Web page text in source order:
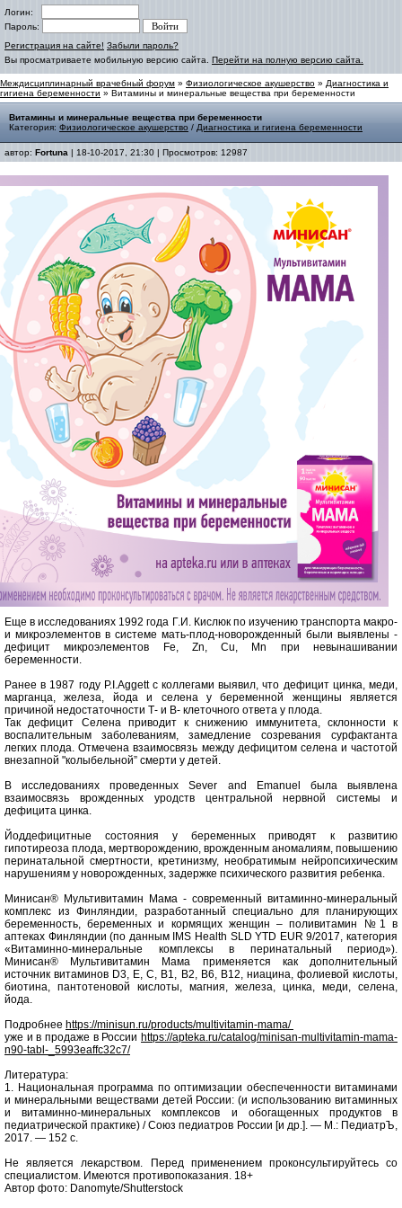
Логин:
Пароль:
Регистрация на сайте! Забыли пароль?
Вы просматриваете мобильную версию сайта. Перейти на полную версию сайта.
Междисциплинарный врачебный форум » Физиологическое акушерство » Диагностика и
гигиена беременности » Витамины и минеральные вещества при беременности
Витамины и минеральные вещества при беременности
Категория: Физиологическое акушерство / Диагностика и гигиена беременности
автор: Fortuna | 18-10-2017, 21:30 | Просмотров: 12987
Еще в исследованиях 1992 года Г.И. Кислюк по изучению транспорта макро-
и микроэлементов в системе мать-плод-новорожденный были выявлены -
дефицит микроэлементов Fe, Zn, Cu, Mn при невынашивании
беременности.
Ранее в 1987 году P.I.Aggett с коллегами выявил, что дефицит цинка, меди,
марганца, железа, йода и селена у беременной женщины является
причиной недостаточности Т- и B- клеточного ответа у плода.
Так дефицит Селена приводит к снижению иммунитета, склонности к
воспалительным заболеваниям, замедление созревания сурфактанта
легких плода. Отмечена взаимосвязь между дефицитом селена и частотой
внезапной "колыбельной” смерти у детей.
В исследованиях проведенных Sever and Emanuel была выявлена
взаимосвязь врожденных уродств центральной нервной системы и
дефицита цинка.
Йоддефицитные состояния у беременных приводят к развитию
гипотиреоза плода, мертворождению, врожденным аномалиям, повышению
перинатальной смертности, кретинизму, необратимым нейропсихическим
нарушениям у новорожденных, задержке психического развития ребенка.
Минисан® Мультивитамин Мама - современный витаминно-минеральный
комплекс из Финляндии, разработанный специально для планирующих
беременность, беременных и кормящих женщин – поливитамин №1 в
аптеках Финляндии (по данным IMS Health SLD YTD EUR 9/2017, категория
«Витаминно-минеральные комплексы в перинатальный период»).
Минисан® Мультивитамин Мама применяется как дополнительный
источник витаминов D3, E, C, B1, B2, B6, B12, ниацина, фолиевой кислоты,
биотина, пантотеновой кислоты, магния, железа, цинка, меди, селена,
йода.
Подробнее https://minisun.ru/products/multivitamin-mama/
уже и в продаже в России https://apteka.ru/catalog/minisan-multivitamin-mama-
n90-tabl-_5993eaffc32c7/
Литература:
1. Национальная программа по оптимизации обеспеченности витаминами
и минеральными веществами детей России: (и использованию витаминных
и витаминно-минеральных комплексов и обогащенных продуктов в
педиатрической практике) / Союз педиатров России [и др.]. — М.: ПедиатрЪ,
2017. — 152 с.
Не является лекарством. Перед применением проконсультируйтесь со
специалистом. Имеются противопоказания. 18+
Автор фото: Danomyte/Shutterstock